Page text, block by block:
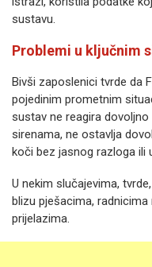
sustavu.
Problemi u ključnim
Bivši zaposlenici tvrde da
pojedinim prometnim
sustav ne reagira
sirenama, ne ostavlja
koči bez jasnog razloga ili
U nekim slučajevima,
blizu pješacima,
prijelazima.